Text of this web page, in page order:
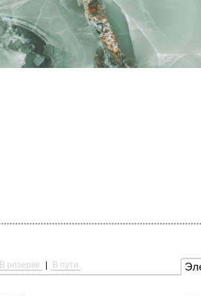
В резерве В пути